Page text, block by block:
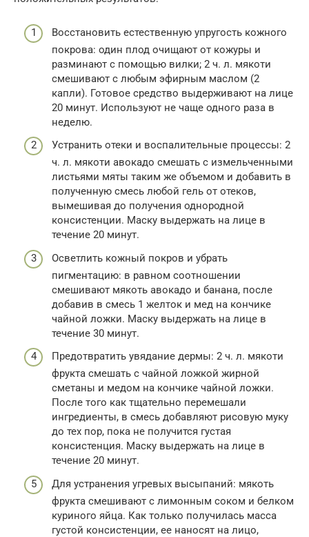
Восстановить естественную упругость кожного
покрова: один плод очищают от кожуры и
разминают с помощью вилки; 2 ч. л. мякоти
смешивают с любым эфирным маслом (2
капли). Готовое средство выдерживают на лице
20 минут. Используют не чаще одного раза в
неделю.
Устранить отеки и воспалительные процессы: 2
ч. л. мякоти авокадо смешать с измельченными
листьями мяты таким же объемом и добавить в
полученную смесь любой гель от отеков,
вымешивая до получения однородной
консистенции. Маску выдержать на лице в
течение 20 минут.
Осветлить кожный покров и убрать
пигментацию: в равном соотношении
смешивают мякоть авокадо и банана, после
добавив в смесь 1 желток и мед на кончике
чайной ложки. Маску выдержать на лице в
течение 30 минут.
Предотвратить увядание дермы: 2 ч. л. мякоти
фрукта смешать с чайной ложкой жирной
сметаны и медом на кончике чайной ложки.
После того как тщательно перемешали
ингредиенты, в смесь добавляют рисовую муку
до тех пор, пока не получится густая
консистенция. Маску выдержать на лице в
течение 20 минут.
Для устранения угревых высыпаний: мякоть
фрукта смешивают с лимонным соком и белком
куриного яйца. Как только получилась масса
густой консистенции, ее наносят на лицо,